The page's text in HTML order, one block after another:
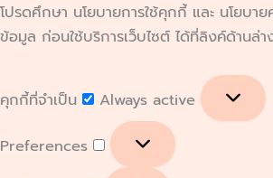
โปรดศึกษา นโยบายการใช้คุกกี้ และ นโยบา
ข้อมูล ก่อนใช้บริการเว็บไซต์ ได้ที่ลิงค์ด้านล่า
คุกกี้ที่จำเป็น Always active
Preferences